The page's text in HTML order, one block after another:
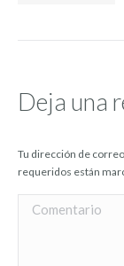
Deja una
Tu dirección de
requeridos están
Comentario